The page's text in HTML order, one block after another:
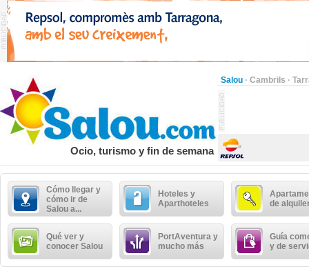
Salou · Cambrils ·
Ocio, turismo y fin de semana
Cómo llegar y
cómo ir de
Salou a...
Hoteles y
Aparthoteles
de
Qué ver y
conocer Salou
PortAventura y
mucho más
Guía
y de